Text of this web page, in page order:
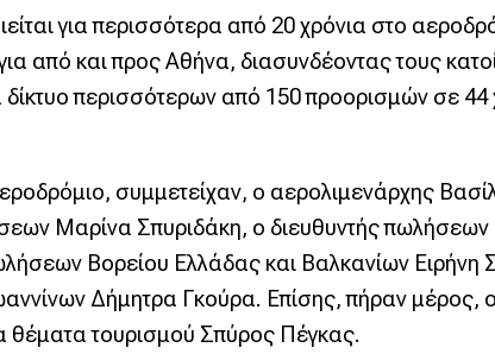
για περισσότερα από 20 χρόνια στο
από και προς Αθήνα, διασυνδέοντας τους
περισσότερων από 150 προορισμών σε 44
συμμετείχαν, ο αερολιμενάρχης
Μαρίνα Σπυριδάκη, ο διευθυντής
Βορείου Ελλάδας και Βαλκανίων Ειρήνη
Δήμητρα Γκούρα. Επίσης, πήραν μέρος,
θέματα τουρισμού Σπύρος Πέγκας.